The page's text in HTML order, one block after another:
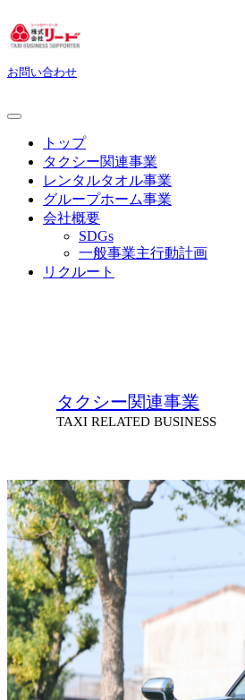
お問い合わせ
トップ
タクシー関連事業
レンタルタオル事業
グループホーム事業
会社概要
SDGs
一般事業主行動計画
リクルート
タクシー関連事業
TAXI RELATED BUSINESS